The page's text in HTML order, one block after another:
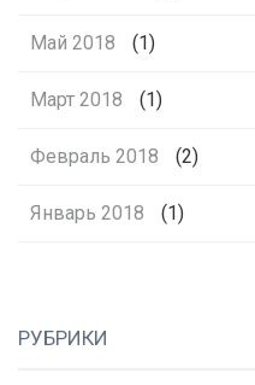
Май 2018 (1)
Март 2018 (1)
Февраль 2018 (2)
Январь 2018 (1)
РУБРИКИ